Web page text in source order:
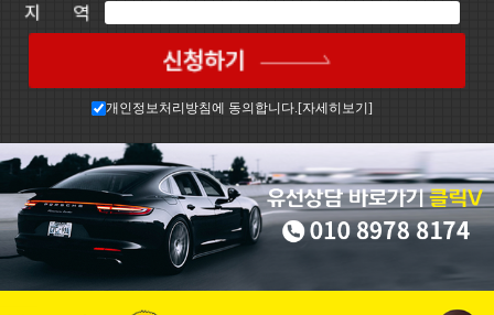
개인정보처리방침에 동의합니다.[자세히보기]